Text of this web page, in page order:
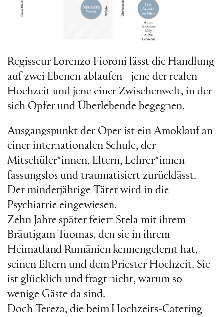
Regisseur Lorenzo Fioroni lässt die Handlung
auf zwei Ebenen ablaufen - jene der realen
Hochzeit und jene einer Zwischenwelt, in der
sich Opfer und Überlebende begegnen.
Ausgangspunkt der Oper ist ein Amoklauf an
einer internationalen Schule, der
Mitschüler*innen, Eltern, Lehrer*innen
fassungslos und traumatisiert zurücklässt.
Der minderjährige Täter wird in die
Psychiatrie eingewiesen.
Zehn Jahre später feiert Stela mit ihrem
Bräutigam Tuomas, den sie in ihrem
Heimatland Rumänien kennengelernt hat,
seinen Eltern und dem Priester Hochzeit. Sie
ist glücklich und fragt nicht, warum so
wenige Gäste da sind.
Doch Tereza, die beim Hochzeits-Catering